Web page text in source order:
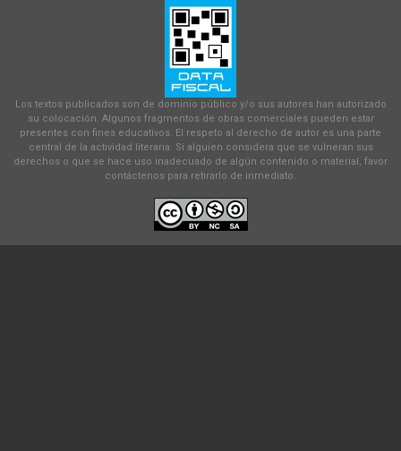
Los textos publicados son de dominio público y/o sus autores han autorizado
su colocación. Algunos fragmentos de obras comerciales pueden estar
presentes con fines educativos. El respeto al derecho de autor es una parte
central de la actividad literaria. Si alguien considera que se vulneran sus
derechos o que se hace uso inadecuado de algún contenido o material, favor
contáctenos para retirarlo de inmediato.